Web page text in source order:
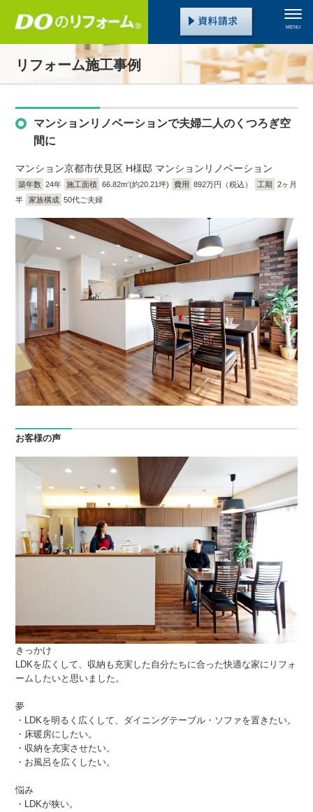
MENU
リフォーム施工事例
マンションリノベーションで夫婦二人のくつろぎ空
間に
マンション京都市伏見区 H様邸 マンションリノベーション
築年数 24年 施工面積 66.82m2(約20.21坪) 費用 892万円（税込） 工期
2ヶ月
半
家族構成 50代ご夫婦
お客様の声
きっかけ
LDKを広くして、収納も充実した自分たちに合った快適な家にリフォ
ームしたいと思いました。
夢
・LDKを明るく広くして、ダイニングテーブル・ソファを置きたい。
・床暖房にしたい。
・収納を充実させたい。
・お風呂を広くしたい。
悩み
・LDKが狭い。